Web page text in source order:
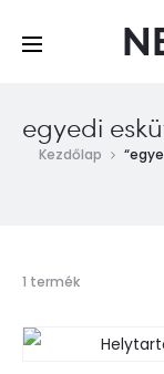
egyedi
Kezdőlap
1 termékÖsszesen